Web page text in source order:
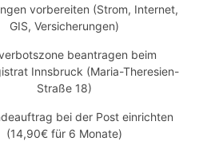
vorbereiten (Strom, Internet,
GIS, Versicherungen)
beantragen beim
Innsbruck (Maria-Theresien-
Straße 18)
bei der Post einrichten
(14,90€ für 6 Monate)